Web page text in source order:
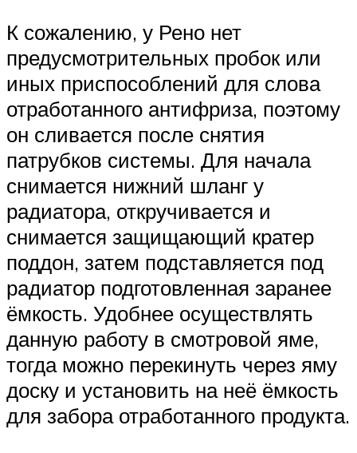
К сожалению, у Рено нет
предусмотрительных пробок или
иных приспособлений для слова
отработанного антифриза, поэтому
он сливается после снятия
патрубков системы. Для начала
снимается нижний шланг у
радиатора, откручивается и
снимается защищающий кратер
поддон, затем подставляется под
радиатор подготовленная заранее
ёмкость. Удобнее осуществлять
данную работу в смотровой яме,
тогда можно перекинуть через яму
доску и установить на неё ёмкость
для забора отработанного продукта.